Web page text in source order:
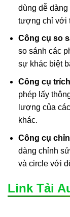
dùng dễ dàng
tượng chỉ với
Công cụ so
so sánh các
sự khác biệt
Công cụ
phép lấy
lượng của
khác.
Công cụ
dàng chỉnh
và circle với
Link Tải